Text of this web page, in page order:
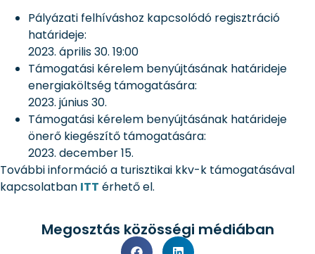
Pályázati felhíváshoz kapcsolódó regisztráció
határideje:
2023. április 30. 19:00
Támogatási kérelem benyújtásának határideje
energiaköltség támogatására:
2023. június 30.
Támogatási kérelem benyújtásának határideje
önerő kiegészítő támogatására:
2023. december 15.
További információ a turisztikai kkv-k támogatásával
kapcsolatban ITT érhető el.
Megosztás közösségi médiában